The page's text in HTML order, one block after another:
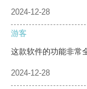
2024-12-28
游客
这款软件的功能非常
2024-12-28